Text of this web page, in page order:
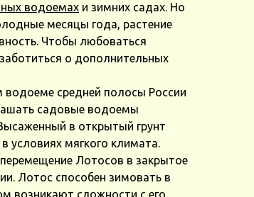
водоемах и зимних садах. Но
месяцы года, растение
Чтобы любоваться
о дополнительных
средней полосы России
садовые водоемы
в открытый грунт
условиях мягкого климата.
Лотосов в закрытое
Лотос способен зимовать в
возникают сложности с его